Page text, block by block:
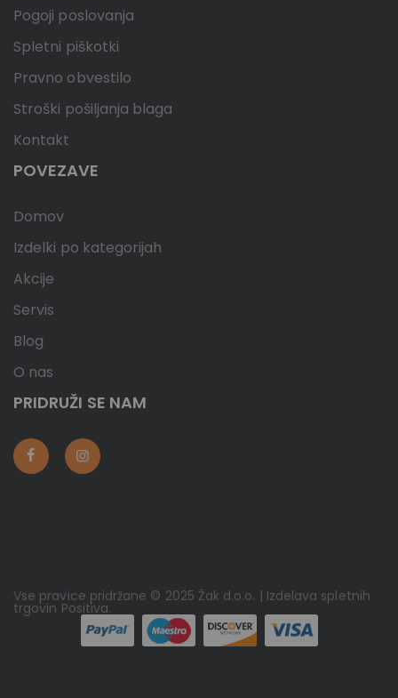
Pogoji poslovanja
Spletni piškotki
Pravno obvestilo
Stroški pošiljanja blaga
Kontakt
POVEZAVE
Domov
Izdelki po kategorijah
Akcije
Servis
Blog
O nas
PRIDRUŽI SE NAM
Vse pravice pridržane © 2025 Žak d.o.o. | Izdelava spletnih
trgovin Positiva.